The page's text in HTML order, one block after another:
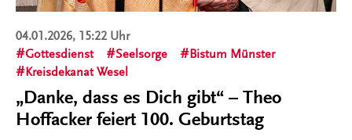
04.01.2026, 15:22 Uhr
Gottesdienst
Seelsorge
Bistum Münster
Kreisdekanat Wesel
„Danke, dass es Dich gibt“ – Theo
Hoffacker feiert 100. Geburtstag